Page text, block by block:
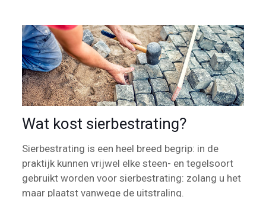
Wat kost sierbestrating?
Sierbestrating is een heel breed begrip: in de
praktijk kunnen vrijwel elke steen- en tegelsoort
gebruikt worden voor sierbestrating: zolang u het
maar plaatst vanwege de uitstraling.